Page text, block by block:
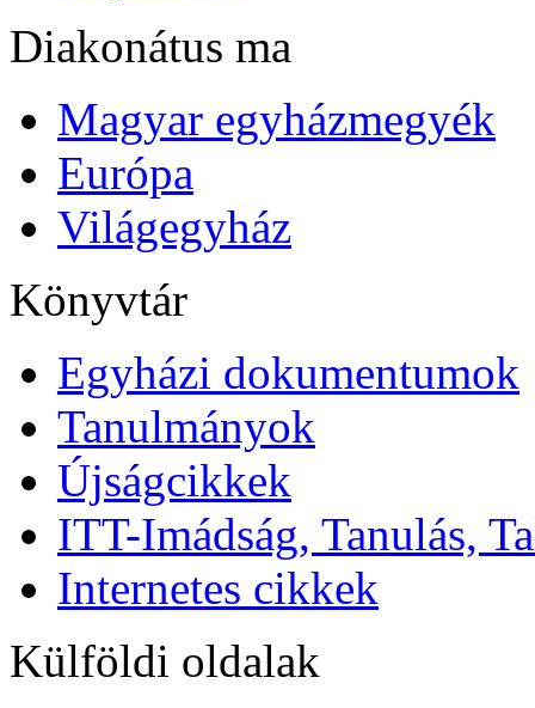
Diakonátus ma
Magyar egyházmegyék
Európa
Világegyház
Könyvtár
Egyházi dokumentumok
Tanulmányok
Újságcikkek
ITT-Imádság, Tanulás,
Internetes cikkek
Külföldi oldalak